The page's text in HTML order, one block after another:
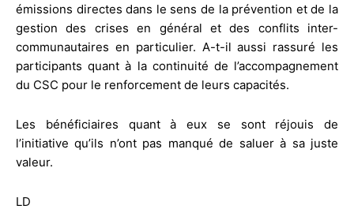
émissions directes dans le sens de la prévention et de la
gestion des crises en général et des conflits inter-
communautaires en particulier. A-t-il aussi rassuré les
participants quant à la continuité de l’accompagnement
du CSC pour le renforcement de leurs capacités.
Les bénéficiaires quant à eux se sont réjouis de
l’initiative qu’ils n’ont pas manqué de saluer à sa juste
valeur.
LD